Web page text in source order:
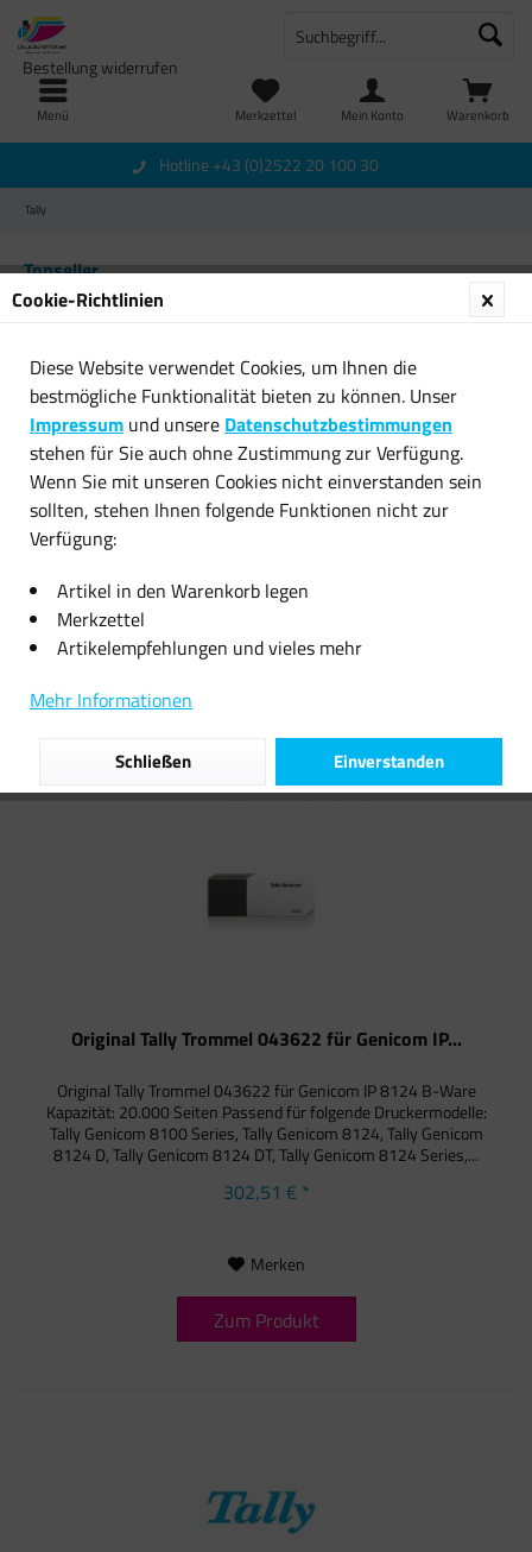
Menü Warenkorb
Merkzettel
Bestellung widerrufen
Mein Konto
Hotline +43 (0)2522 20 100 30
Tally
Topseller
Original Tally Trommel 043622
302,51 € *
Original Tally Trommel 044957
Filtern
Original Tally Trommel 043622 für Genicom IP...
Original Tally Trommel 043622 für Genicom IP 8124 B-Ware
Kapazität: 20.000 Seiten Passend für folgende Druckermodelle:
Tally Genicom 8100 Series, Tally Genicom 8124, Tally Genicom
8124 D, Tally Genicom 8124 DT, Tally Genicom 8124 Series,...
302,51 € *
Merken
Zum Produkt
Cookie-Richtlinien
Diese Website verwendet Cookies, um Ihnen die
bestmögliche Funktionalität bieten zu können. Unser
Impressum und unsere Datenschutzbestimmungen
stehen für Sie auch ohne Zustimmung zur Verfügung.
Wenn Sie mit unseren Cookies nicht einverstanden sein
sollten, stehen Ihnen folgende Funktionen nicht zur
Verfügung:
Artikel in den Warenkorb legen
Merkzettel
Artikelempfehlungen und vieles mehr
Mehr Informationen
Einverstanden
Schließen